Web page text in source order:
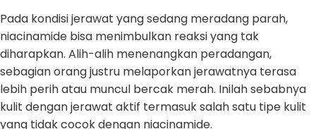
Pada kondisi jerawat yang sedang meradang parah,
niacinamide bisa menimbulkan reaksi yang tak
diharapkan. Alih-alih menenangkan peradangan,
sebagian orang justru melaporkan jerawatnya terasa
lebih perih atau muncul bercak merah. Inilah sebabnya
kulit dengan jerawat aktif termasuk salah satu tipe kulit
yang tidak cocok dengan niacinamide.